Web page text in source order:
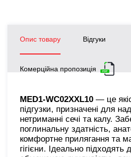
Опис товару Відгуки
Комерційна пропозиція
MED1-WC02XХL10 — це
підгузки, призначені для
нетриманні сечі та калу.
поглинальну здатність,
комфортне прилягання та
гігієни. Ідеально